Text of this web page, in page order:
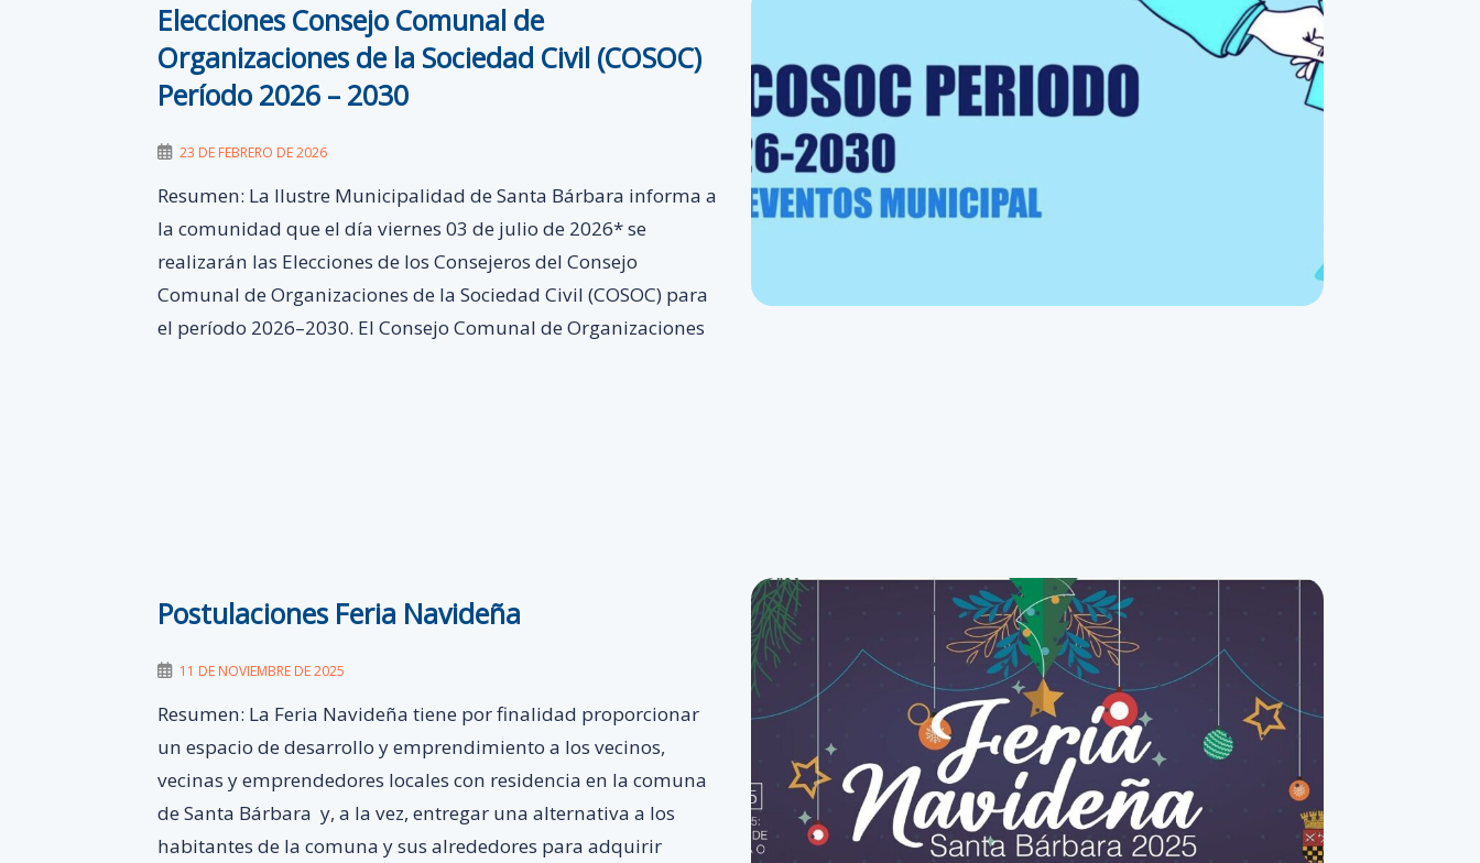
Elecciones Consejo Comunal de
Organizaciones de la Sociedad Civil (COSOC)
Período 2026 – 2030
23 DE FEBRERO DE 2026
Resumen: La Ilustre Municipalidad de Santa Bárbara informa a
la comunidad que el día viernes 03 de julio de 2026* se
realizarán las Elecciones de los Consejeros del Consejo
Comunal de Organizaciones de la Sociedad Civil (COSOC) para
el período 2026–2030. El Consejo Comunal de Organizaciones
Postulaciones Feria Navideña
11 DE NOVIEMBRE DE 2025
Resumen: La Feria Navideña tiene por finalidad proporcionar
un espacio de desarrollo y emprendimiento a los vecinos,
vecinas y emprendedores locales con residencia en la comuna
de Santa Bárbara y, a la vez, entregar una alternativa a los
habitantes de la comuna y sus alrededores para adquirir